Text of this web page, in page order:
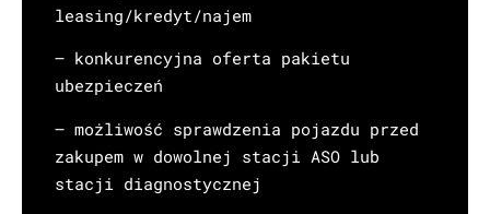
leasing/kredyt/najem
– konkurencyjna oferta pakietu
ubezpieczeń
– możliwość sprawdzenia pojazdu przed
zakupem w dowolnej stacji ASO lub
stacji diagnostycznej